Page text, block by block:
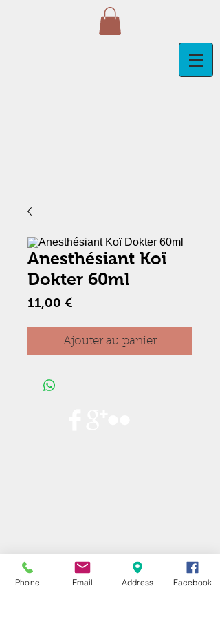
Anesthésiant Koï
Dokter 60ml
11,00 €
Ajouter au panier
Phone Email Address Facebook